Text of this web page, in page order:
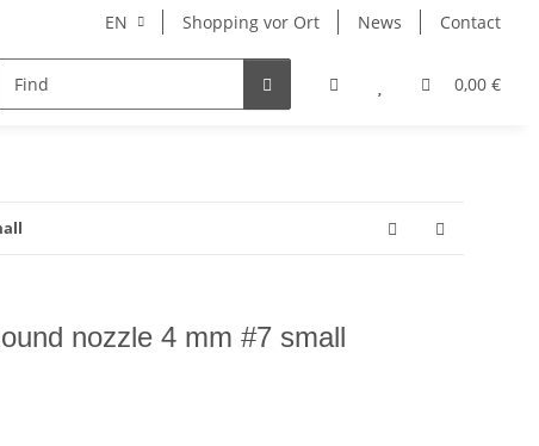
EN Shopping vor Ort News Contact
0,00 €
Hersteller
nozzle 4 mm #7 small